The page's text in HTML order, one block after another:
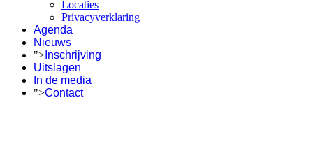
Locaties
Privacyverklaring
Agenda
Nieuws
"> Inschrijving
Uitslagen
In de media
">Contact